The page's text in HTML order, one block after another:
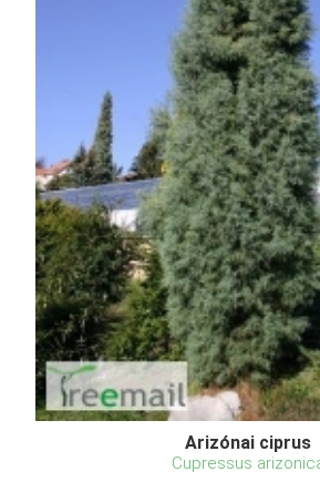
Arizónai ciprus
Cupressus